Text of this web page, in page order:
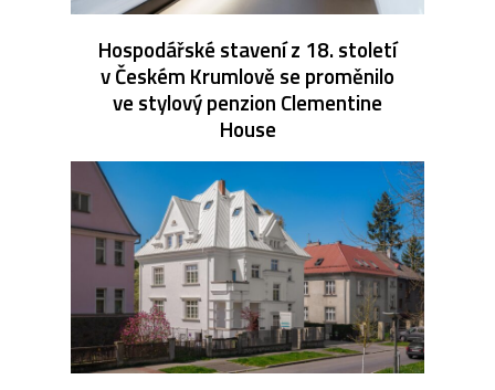
Hospodářské stavení z 18. století
v Českém Krumlově se proměnilo
ve stylový penzion Clementine
House